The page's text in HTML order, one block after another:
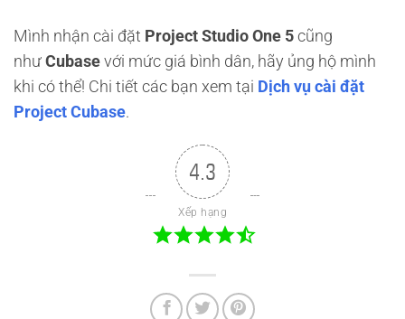
Mình nhận cài đặt Project Studio One 5 cũng
như Cubase với mức giá bình dân, hãy ủng hộ mình
khi có thể! Chi tiết các bạn xem tại Dịch vụ cài đặt
Project Cubase.
4.3
Xếp hạng